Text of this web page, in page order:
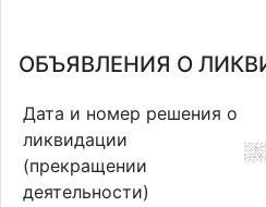
ОБЪЯВЛЕНИЯ О
Дата и номер решения о
ликвидации
(прекращении
деятельности)